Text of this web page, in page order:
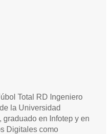
Total RD Ingeniero
la Universidad
en Infotep y en
Digitales como